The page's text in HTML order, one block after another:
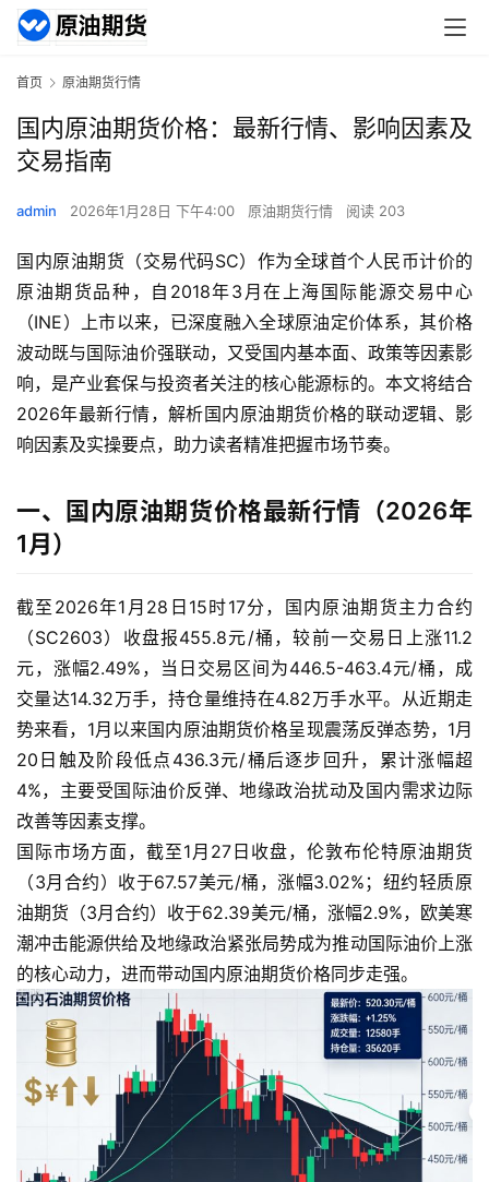
首页 原油期货行情
国内原油期货价格：最新行情、影响因素及
交易指南
admin 2026年1月28日 下午4:00 原油期货行情 阅读 203
国内原油期货（交易代码SC）作为全球首个人民币计价的
原油期货品种，自2018年3月在上海国际能源交易中心
（INE）上市以来，已深度融入全球原油定价体系，其价格
波动既与国际油价强联动，又受国内基本面、政策等因素影
响，是产业套保与投资者关注的核心能源标的。本文将结合
2026年最新行情，解析国内原油期货价格的联动逻辑、影
响因素及实操要点，助力读者精准把握市场节奏。
一、国内原油期货价格最新行情（2026年
1月）
截至2026年1月28日15时17分，国内原油期货主力合约
（SC2603）收盘报455.8元/桶，较前一交易日上涨11.2
元，涨幅2.49%，当日交易区间为446.5-463.4元/桶，成
交量达14.32万手，持仓量维持在4.82万手水平。从近期走
势来看，1月以来国内原油期货价格呈现震荡反弹态势，1月
20日触及阶段低点436.3元/桶后逐步回升，累计涨幅超
4%，主要受国际油价反弹、地缘政治扰动及国内需求边际
改善等因素支撑。
国际市场方面，截至1月27日收盘，伦敦布伦特原油期货
（3月合约）收于67.57美元/桶，涨幅3.02%；纽约轻质原
油期货（3月合约）收于62.39美元/桶，涨幅2.9%，欧美寒
潮冲击能源供给及地缘政治紧张局势成为推动国际油价上涨
的核心动力，进而带动国内原油期货价格同步走强。